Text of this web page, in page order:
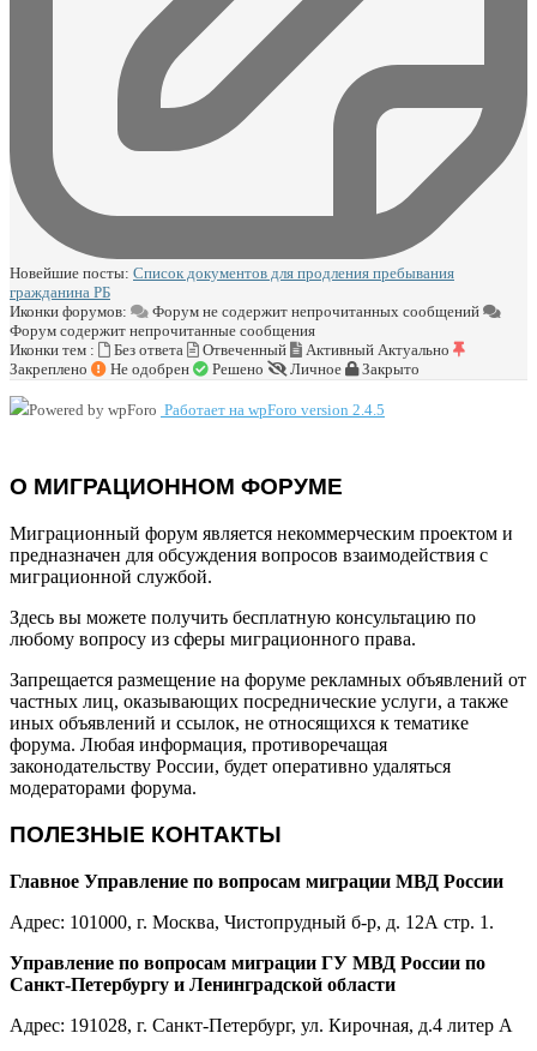
Новейшие посты: Список документов для продления пребывания
гражданина РБ
Иконки форумов:
Форум не содержит непрочитанных сообщений
Форум содержит непрочитанные сообщения
Иконки тем :
Без ответа Отвеченный Активный Актуально
Закреплено
Не одобрен Решено Личное Закрыто
Работает на wpForo version 2.4.5
О МИГРАЦИОННОМ ФОРУМЕ
Миграционный форум является некоммерческим проектом и
предназначен для обсуждения вопросов взаимодействия с
миграционной службой.
Здесь вы можете получить бесплатную консультацию по
любому вопросу из сферы миграционного права.
Запрещается размещение на форуме рекламных объявлений от
частных лиц, оказывающих посреднические услуги, а также
иных объявлений и ссылок, не относящихся к тематике
форума. Любая информация, противоречащая
законодательству России, будет оперативно удаляться
модераторами форума.
ПОЛЕЗНЫЕ КОНТАКТЫ
Главное Управление по вопросам миграции МВД России
Адрес: 101000, г. Москва, Чистопрудный б-р, д. 12А стр. 1.
Управление по вопросам миграции ГУ МВД России по
Санкт-Петербургу и Ленинградской области
Адрес: 191028, г. Санкт-Петербург, ул. Кирочная, д.4 литер А